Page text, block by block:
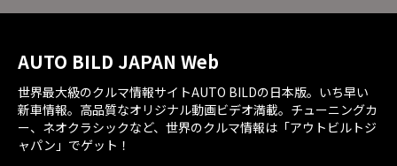
AUTO BILD JAPAN Web
世界最大級のクルマ情報サイトAUTO BILDの日本版。いち早い
新車情報。高品質なオリジナル動画ビデオ満載。チューニングカ
ー、ネオクラシックなど、世界のクルマ情報は「アウトビルトジ
ャパン」でゲット！